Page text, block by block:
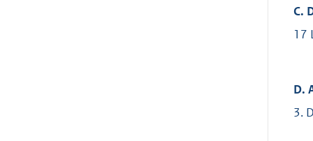
C.
17
D.
3.